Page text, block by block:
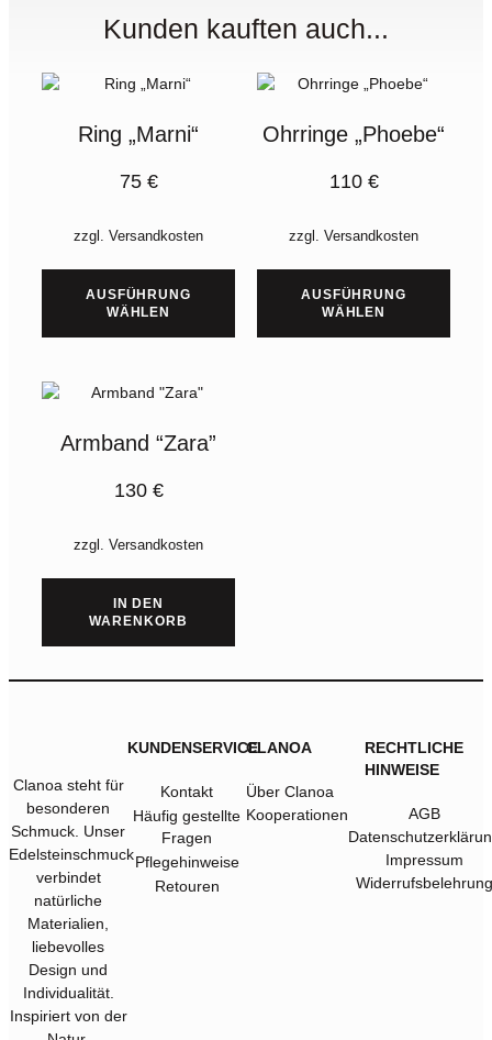
Kunden kauften auch...
Ring „Marni“
75 €
zzgl. Versandkosten
AUSFÜHRUNG
WÄHLEN
Ohrringe „Phoebe“
110 €
zzgl. Versandkosten
AUSFÜHRUNG
WÄHLEN
Armband “Zara”
130 €
zzgl. Versandkosten
IN DEN
WARENKORB
Clanoa steht für
besonderen
Schmuck. Unser
Edelsteinschmuck
verbindet
natürliche
Materialien,
liebevolles
Design und
Individualität.
Inspiriert von der
KUNDENSERVICE
Kontakt
Häufig gestellte
Fragen
Pflegehinweise
Retouren
CLANOA
Über Clanoa
Kooperationen
RECHTLICHE
HINWEISE
AGB
Impressum
Widerrufsbelehrung